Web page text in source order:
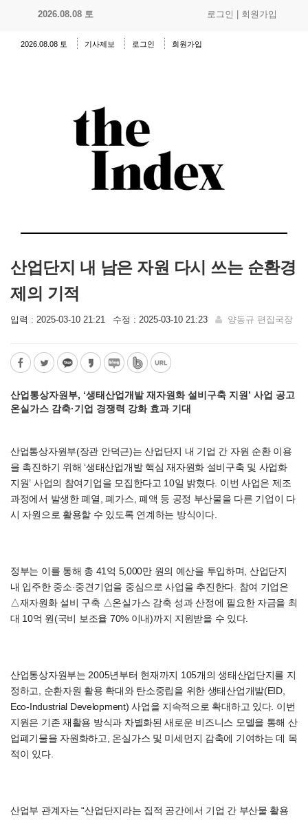
2026.08.08 토 로그인 회원가입
2026.08.08 토 기사제보 로그인 회원가입
산업단지 내 남은 자원 다시 쓰는 순환경
제의 기적
입력 : 2025-03-10 21:21 수정 : 2025-03-10 21:23 양동규 편집국장
산업통상자원부, ‘생태산업개발 재자원화 설비구축 지원’ 사업 공고
온실가스 감축·기업 경쟁력 강화 효과 기대
산업통상자원부(장관 안덕근)는 산업단지 내 기업 간 자원 순환 이용
을 촉진하기 위해 ‘생태산업개발 핵심 재자원화 설비구축 및 사업화
지원’ 사업의 참여기업을 모집한다고 10일 밝혔다. 이번 사업은 제조
과정에서 발생한 폐열, 폐가스, 폐액 등 공정 부산물을 다른 기업이 다
시 자원으로 활용할 수 있도록 연계하는 방식이다.
정부는 이를 통해 총 41억 5,000만 원의 예산을 투입하며, 산업단지
내 입주한 중소·중견기업을 중심으로 사업을 추진한다. 참여 기업은
△재자원화 설비 구축 △온실가스 감축 성과 산정에 필요한 자금을 최
대 10억 원(국비 보조율 70% 이내)까지 지원받을 수 있다.
산업통상자원부는 2005년부터 현재까지 105개의 생태산업단지를 지
정하고, 순환자원 활용 확대와 탄소중립을 위한 생태산업개발(EID,
Eco-Industrial Development) 사업을 지속적으로 확대하고 있다. 이번
지원은 기존 재활용 방식과 차별화된 새로운 비즈니스 모델을 통해 산
업폐기물을 자원화하고, 온실가스 및 미세먼지 감축에 기여하는 데 목
적이 있다.
산업부 관계자는 “산업단지라는 집적 공간에서 기업 간 부산물 활용